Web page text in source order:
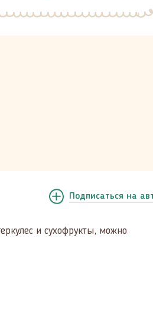
Подписаться на
и сухофрукты, можно